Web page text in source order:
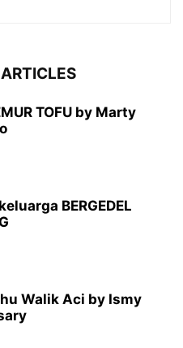
TOFU by Marty
BERGEDEL
Walik Aci by Ismy